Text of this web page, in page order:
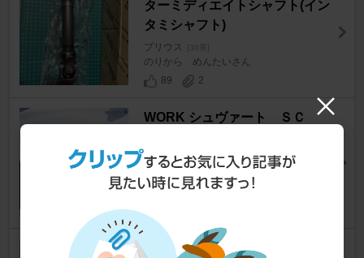
ターミディエイトシャフト(イン
タミシャフト)
プリウス [30系]
のりから めんたいさん
89
2
WORK シュヴァート ＳＣ
トクリア
プリウス [30系]
しゅんしゅん♪さん
DAISO 折りたたみフロントサ